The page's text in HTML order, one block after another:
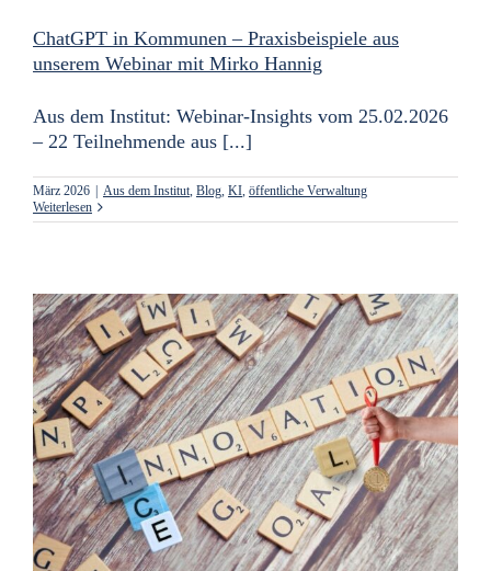
ChatGPT in Kommunen – Praxisbeispiele aus
unserem Webinar mit Mirko Hannig
Aus dem Institut: Webinar-Insights vom 25.02.2026
– 22 Teilnehmende aus [...]
März 2026 | Aus dem Institut Blog KI öffentliche Verwaltung
Weiterlesen